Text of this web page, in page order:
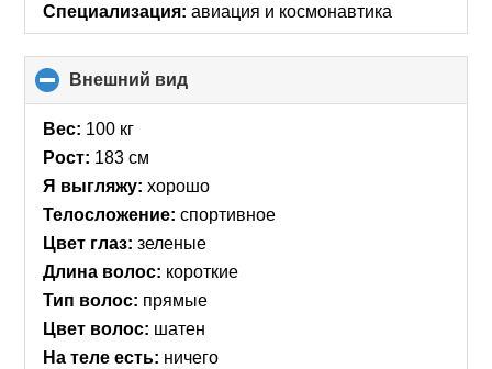
Специализация: авиация и космонавтика
Внешний вид
to
Вес: 100 кг
Рост: 183 см
Я выгляжу: хорошо
Телосложение: спортивное
Цвет глаз: зеленые
Длина волос: короткие
Тип волос: прямые
Цвет волос: шатен
На теле есть: ничего